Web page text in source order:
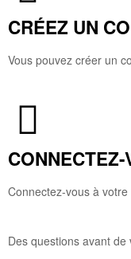
CRÉEZ UN
Vous pouvez créer un
CONNECTEZ-
Connectez-vous à
Des questions avant de